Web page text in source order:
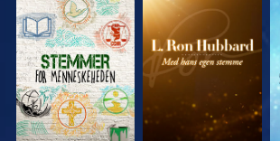
UDFORSK SERIEN UDFORSK SERIEN